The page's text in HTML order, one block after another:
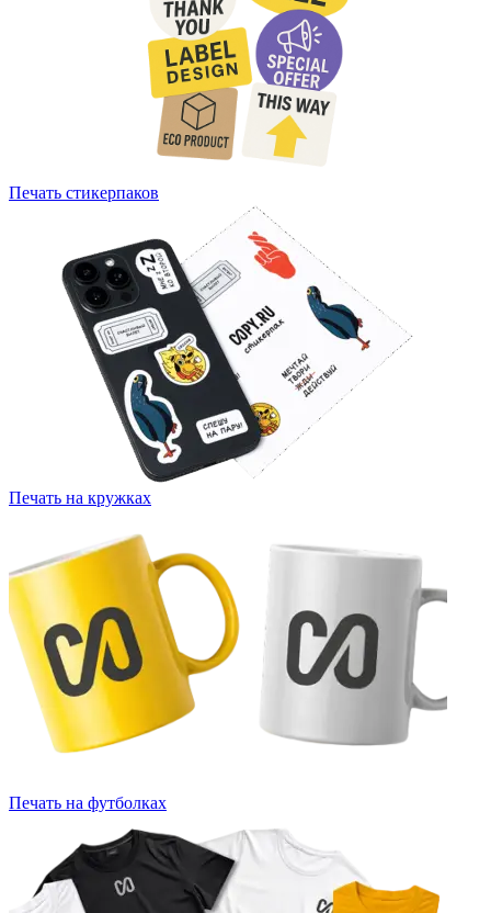
Печать стикерпаков
Печать на кружках
Печать на футболках